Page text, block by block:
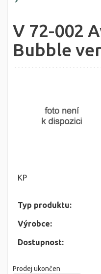
V 72-002
Bubble
KP
Typ produktu:
Výrobce:
Dostupnost:
Prodej ukončen